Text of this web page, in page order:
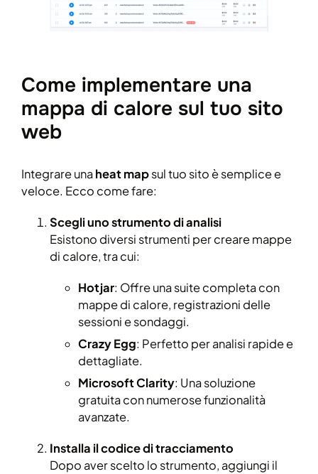
Come implementare una
mappa di calore sul tuo sito
web
Integrare unaheat mapsul tuo sito è semplice e
veloce. Ecco come fare:
Scegli uno strumento di analisi
Esistono diversi strumenti per creare mappe
di calore, tra cui:
Hotjar: Offre una suite completa con
mappe di calore, registrazioni delle
sessioni e sondaggi.
Crazy Egg: Perfetto per analisi rapide e
dettagliate.
Microsoft Clarity: Una soluzione
gratuita con numerose funzionalità
avanzate.
Installa il codice di tracciamento
Dopo aver scelto lo strumento, aggiungi il